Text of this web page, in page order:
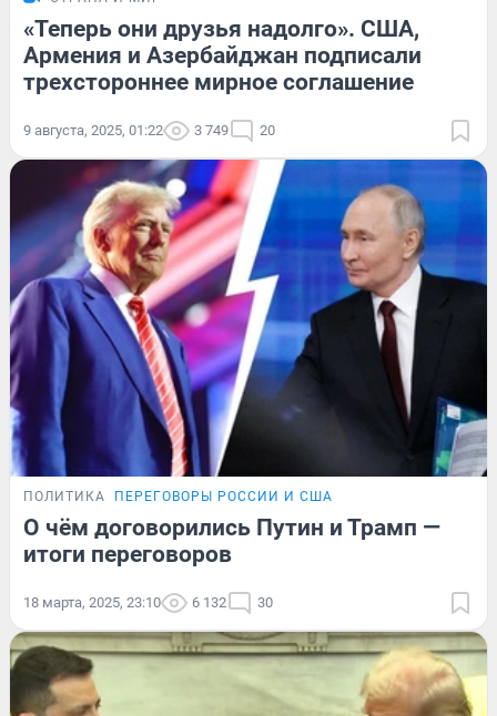
«Теперь они друзья надолго». США,
Армения и Азербайджан подписали
трехстороннее мирное соглашение
9 августа, 2025, 01:22 3 749 20
ПОЛИТИКА ПЕРЕГОВОРЫ РОССИИ И США
О чём договорились Путин и Трамп —
итоги переговоров
18 марта, 2025, 23:10 6 132 30